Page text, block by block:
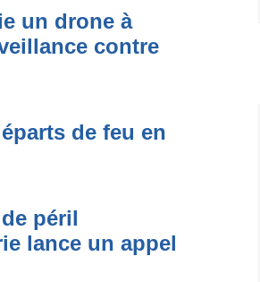
un drone à
contre
de feu en
péril
lance un appel